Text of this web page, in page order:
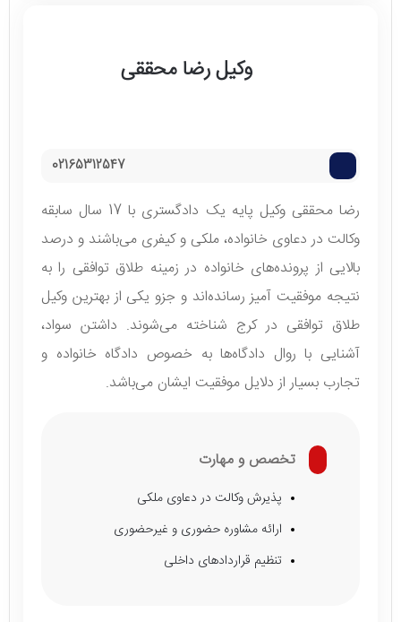
وکیل رضا محققی
02165312547
رضا محققی وکیل پایه یک دادگستری با 17 سال سابقه
وکالت در دعاوی خانواده، ملکی و کیفری می‌باشند و درصد
بالایی از پرونده‌های خانواده در زمینه طلاق توافقی را به
نتیجه موفقیت آمیز رسانده‌اند و جزو یکی از بهترین وکیل
طلاق توافقی در کرج شناخته می‌شوند. داشتن سواد،
آشنایی با روال دادگاه‌ها به خصوص دادگاه خانواده و
تجارب بسیار از دلایل موفقیت ایشان می‌باشد.
تخصص و مهارت
پذیرش وکالت در دعاوی ملکی
ارائه مشاوره حضوری و غیرحضوری
تنظیم قراردادهای داخلی